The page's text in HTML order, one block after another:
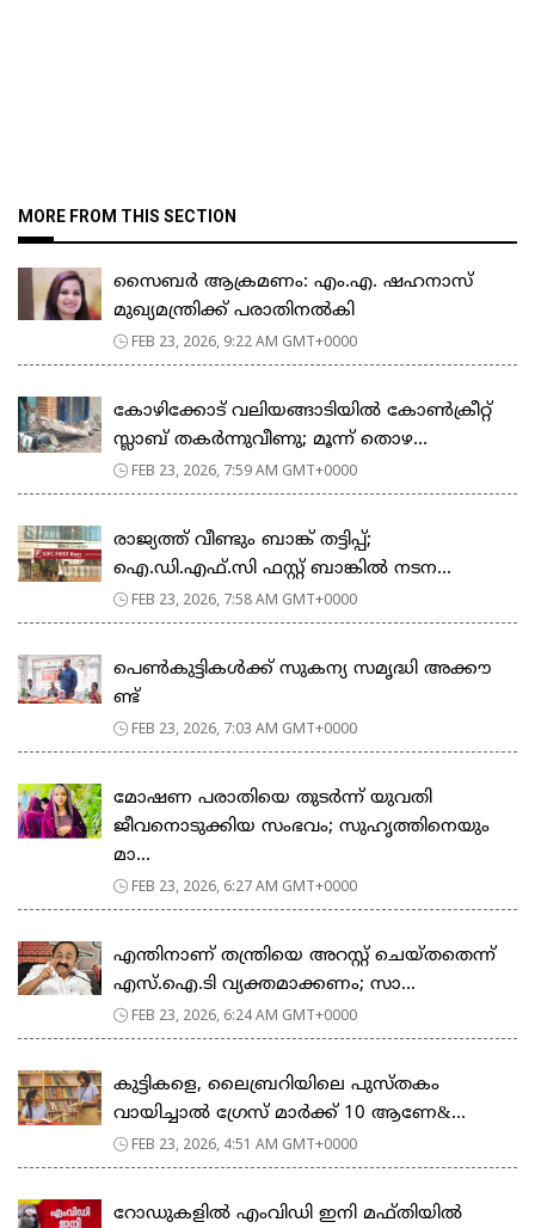
MORE FROM THIS SECTION
സൈബർ ആക്രമണം: എം.എ. ഷഹനാസ്
മുഖ്യമന്ത്രിക്ക് പരാതിനൽകി
FEB 23, 2026, 9:22 AM GMT+0000
കോഴിക്കോട് വലിയങ്ങാടിയിൽ കോൺക്രീറ്റ്
സ്ലാബ് തകർന്നുവീണു; മൂന്ന് തൊഴ...
FEB 23, 2026, 7:59 AM GMT+0000
രാജ്യത്ത് വീണ്ടും ബാങ്ക് തട്ടിപ്പ്;
ഐ.ഡി.എഫ്.സി ഫസ്റ്റ് ബാങ്കിൽ നടന...
FEB 23, 2026, 7:58 AM GMT+0000
പെ​ൺ​കു​ട്ടി​ക​ൾ​ക്ക് സു​ക​ന്യ സ​മൃ​ദ്ധി അ​ക്കൗ​
ണ്ട്
FEB 23, 2026, 7:03 AM GMT+0000
മോഷണ പരാതിയെ തുടര്‍ന്ന് യുവതി
ജീവനൊടുക്കിയ സംഭവം; സുഹൃത്തിനെയും
മാ...
FEB 23, 2026, 6:27 AM GMT+0000
എന്തിനാണ് തന്ത്രിയെ അറസ്റ്റ് ചെയ്തതെന്ന്
എസ്.ഐ.ടി വ്യക്തമാക്കണം; സാ...
FEB 23, 2026, 6:24 AM GMT+0000
കുട്ടികളെ, ലൈബ്രറിയിലെ പുസ്തകം
വായിച്ചാല്‍ ഗ്രേസ് മാര്‍ക്ക് 10 ആണേ&...
FEB 23, 2026, 4:51 AM GMT+0000
റോഡുകളില്‍ എംവിഡി ഇനി മഫ്തിയില്‍